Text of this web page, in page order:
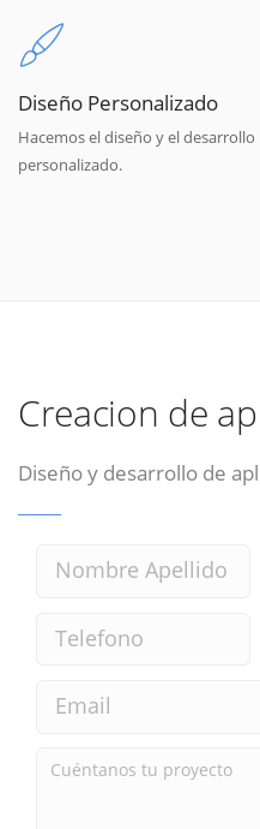
Diseño Personalizado
Hacemos el diseño y el
personalizado.
Creacion de
Diseño y desarrollo de